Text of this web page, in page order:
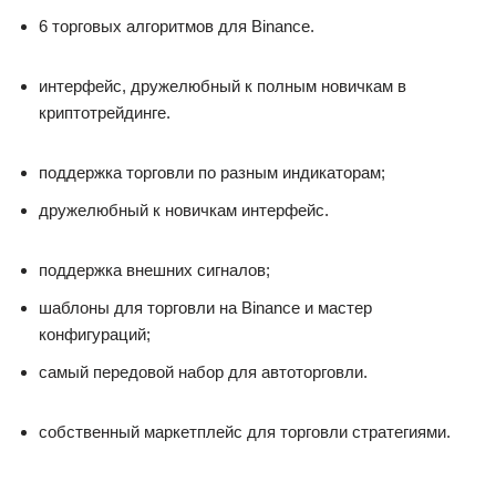
6 торговых алгоритмов для Binance.
интерфейс, дружелюбный к полным новичкам в
криптотрейдинге.
поддержка торговли по разным индикаторам;
дружелюбный к новичкам интерфейс.
поддержка внешних сигналов;
шаблоны для торговли на Binance и мастер
конфигураций;
самый передовой набор для автоторговли.
собственный маркетплейс для торговли стратегиями.